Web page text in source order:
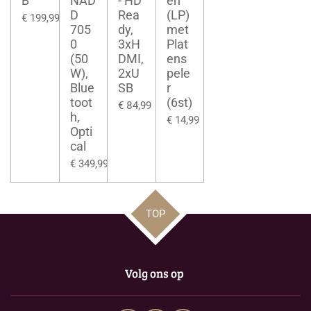
€ 199,99
D
705
0
(50
W),
Blue
toot
h,
Opti
cal
€ 349,99
Rea
dy,
3xH
DMI,
2xU
SB
€ 84,99
(LP)
met
Plat
ens
pele
r
(6st)
€ 14,99
TOP
Volg ons op